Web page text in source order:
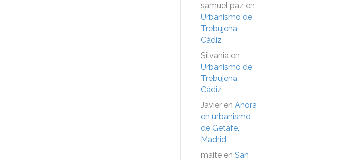
samuel paz en
Urbanismo de
Trebujena,
Cádiz
Silvania en
Urbanismo de
Trebujena,
Cádiz
Javier en Ahora
en urbanismo
de Getafe,
Madrid
maite en San